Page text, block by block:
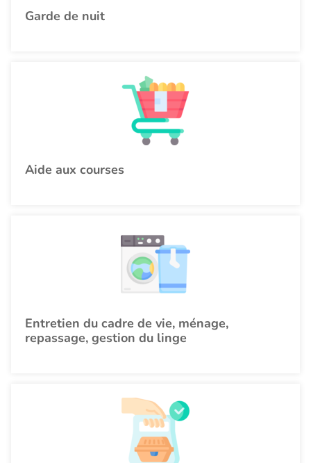
Garde de nuit
Aide aux courses
Entretien du cadre de vie, ménage,
repassage, gestion du linge